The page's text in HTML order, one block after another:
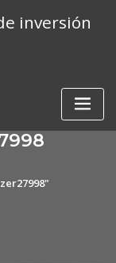
inversión